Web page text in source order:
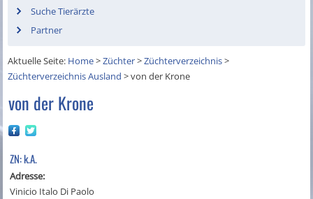
Suche Tierärzte
Partner
Aktuelle Seite: Home>Züchter>Züchterverzeichnis>
Züchterverzeichnis Ausland >von der Krone
von der Krone
ZN: k.A.
Adresse:
Vinicio Italo Di Paolo